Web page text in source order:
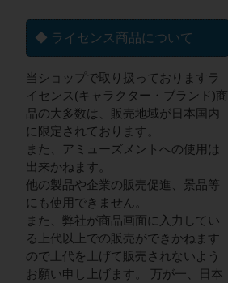
◆ ライセンス商品について
当ショップで取り扱っておりますラ
イセンス(キャラクター・ブランド)商
品の大多数は、販売地域が日本国内
に限定されております。
また、アミューズメントへの使用は
出来かねます。
他の製品や企業の販売促進、景品等
にも使用できません。
また、弊社が商品画面に入力してい
る上代以上での販売ができかねます
ので上代を上げて販売されないよう
お願い申し上げます。 万が一、日本